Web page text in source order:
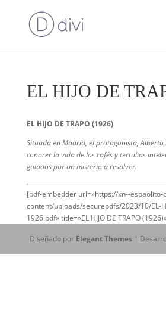
EL HIJO DE
EL HIJO DE TRAPO (1926)
Situada en Madrid, el protagonista, Alberto
conocer la vida de los cafés y tertulias
guiados por un misterio a resolver.
[pdf-embedder url=»https://xn--espaolito-
content/uploads/securepdfs/2023/10/EL-
1926.pdf» title=»EL HIJO DE TRAPO
Diseñado por Elegant Themes|